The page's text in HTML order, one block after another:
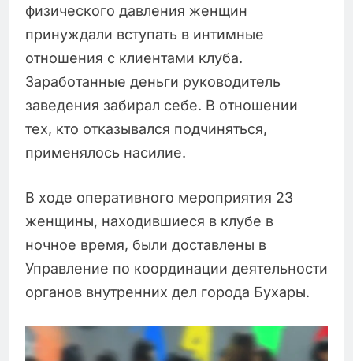
физического давления женщин
принуждали вступать в интимные
отношения с клиентами клуба.
Заработанные деньги руководитель
заведения забирал себе. В отношении
тех, кто отказывался подчиняться,
применялось насилие.
В ходе оперативного мероприятия 23
женщины, находившиеся в клубе в
ночное время, были доставлены в
Управление по координации деятельности
органов внутренних дел города Бухары.